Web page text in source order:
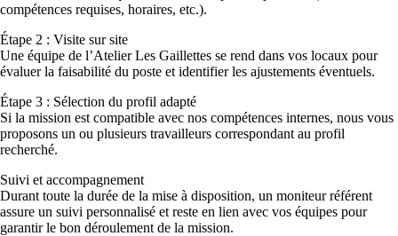
compétences requises, horaires, etc.).
Étape 2 : Visite sur site
Une équipe de l’Atelier Les Gaillettes se rend dans vos locaux pour
évaluer la faisabilité du poste et identifier les ajustements éventuels.
Étape 3 : Sélection du profil adapté
Si la mission est compatible avec nos compétences internes, nous vous
proposons un ou plusieurs travailleurs correspondant au profil
recherché.
Suivi et accompagnement
Durant toute la durée de la mise à disposition, un moniteur référent
assure un suivi personnalisé et reste en lien avec vos équipes pour
garantir le bon déroulement de la mission.